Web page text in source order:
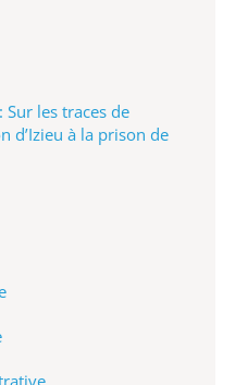
Sur les traces de
d’Izieu à la prison de